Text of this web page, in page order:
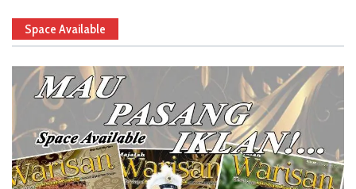
Space Available